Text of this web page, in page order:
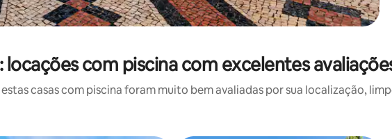
locações com piscina com excelentes
casas com piscina foram muito bem avaliadas por sua localização,